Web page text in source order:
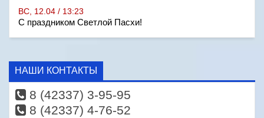
ВС, 12.04 / 13:23
С праздником Светлой Пасхи!
НАШИ КОНТАКТЫ
8 (42337) 3-95-95
8 (42337) 4-76-52